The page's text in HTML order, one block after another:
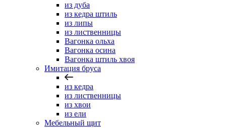
из дуба
из кедра штиль
из липы
из лиственницы
Вагонка ольха
Вагонка осина
Вагонка штиль хвоя
Имитация бруса
из кедра
из лиственницы
из хвои
из ели
Мебельный щит